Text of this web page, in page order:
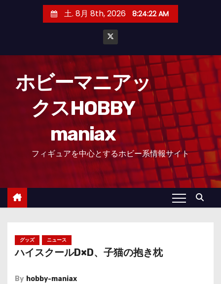
土. 8月 8th, 2026 8:24:23 AM
ホビーマニアッ
クスHOBBY
maniax
フィギュアを中心とするホビー系情報サイト
グッズ ニュース
ハイスクールD×D、子猫の抱き枕
By hobby-maniax